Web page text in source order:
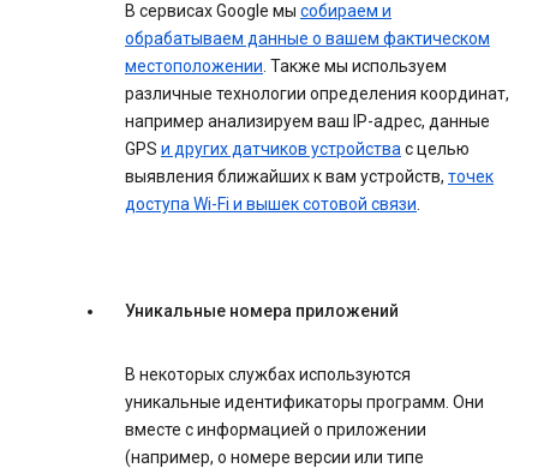
В сервисах Google мы собираем и
обрабатываем данные о вашем фактическом
местоположении. Также мы используем
различные технологии определения координат,
например анализируем ваш IP-адрес, данные
GPS и других датчиков устройствас целью
выявления ближайших к вам устройств, точек
доступа Wi-Fi и вышек сотовой связи.
Уникальные номера приложений
В некоторых службах используются
уникальные идентификаторы программ. Они
вместе с информацией о приложении
(например, о номере версии или типе